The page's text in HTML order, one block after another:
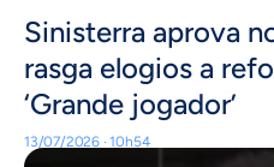
Sinisterra aprova
rasga elogios a
‘Grande jogador’
13/07/2026 · 10h54